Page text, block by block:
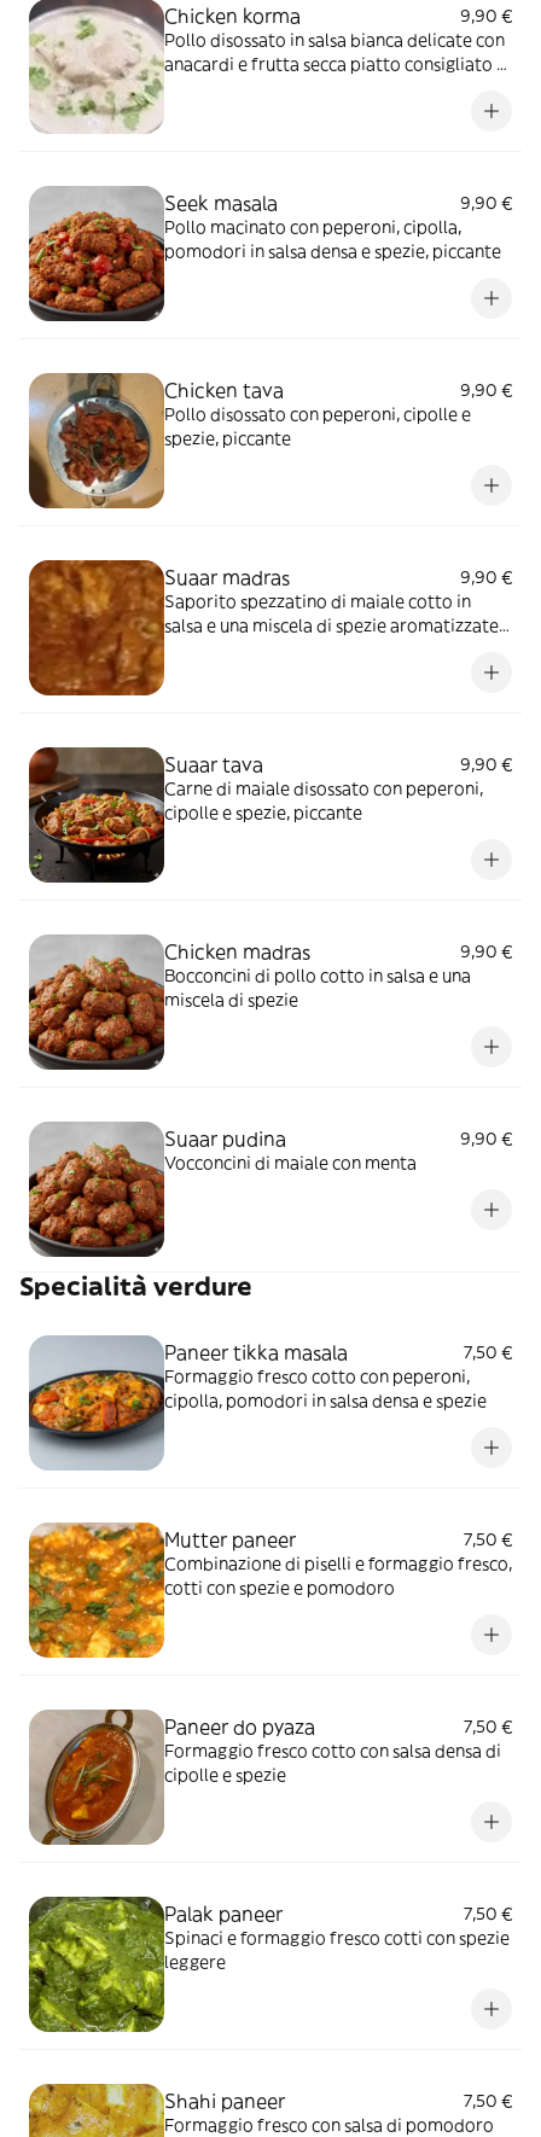
Chicken korma
9,90 €
Pollo disossato in salsa bianca delicate con
anacardi e frutta secca piatto consigliato ai
Seek masala
9,90 €
Pollo macinato con peperoni, cipolla,
pomodori in salsa densa e spezie, piccante
Chicken tava
9,90 €
Pollo disossato con peperoni, cipolle e
spezie, piccante
Suaar madras
9,90 €
Saporito spezzatino di maiale cotto in
salsa e una miscela di spezie aromatizzate,
Suaar tava
9,90 €
Carne di maiale disossato con peperoni,
cipolle e spezie, piccante
Chicken madras
9,90 €
Bocconcini di pollo cotto in salsa e una
miscela di spezie
Suaar pudina
9,90 €
Vocconcini di maiale con menta
Specialità verdure
Paneer tikka masala
7,50 €
Formaggio fresco cotto con peperoni,
cipolla, pomodori in salsa densa e spezie
Mutter paneer
7,50 €
Combinazione di piselli e formaggio fresco,
cotti con spezie e pomodoro
Paneer do pyaza
7,50 €
Formaggio fresco cotto con salsa densa di
cipolle e spezie
Palak paneer
7,50 €
Spinaci e formaggio fresco cotti con spezie
leggere
Shahi paneer
7,50 €
Formaggio fresco con salsa di pomodoro